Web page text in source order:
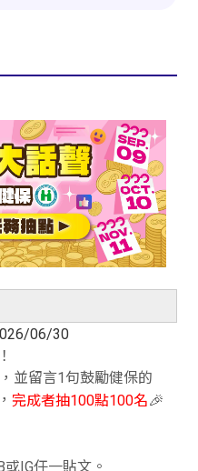
06/30
並留言1句鼓勵健保的
完成者抽100點100名🎉
IG任一貼文。